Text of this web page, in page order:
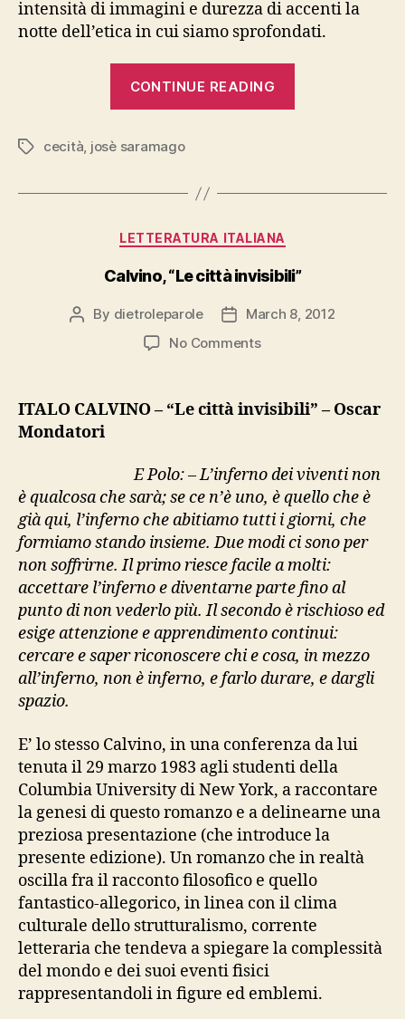
intensità di immagini e durezza di accenti la
notte dell’etica in cui siamo sprofondati.
CONTINUE READING
Tagscecità, josè saramago
Categories
LETTERATURA ITALIANA
Calvino, “Le città invisibili”
Post
By dietroleparole
PostMarch 8, 2012
No Commentson
città
ITALO CALVINO – “Le città invisibili” – Oscar
Mondatori
E Polo: – L’inferno dei viventi non
è qualcosa che sarà; se ce n’è uno, è quello che è
già qui, l’inferno che abitiamo tutti i giorni, che
formiamo stando insieme. Due modi ci sono per
non soffrirne. Il primo riesce facile a molti:
accettare l’inferno e diventarne parte fino al
punto di non vederlo più. Il secondo è rischioso ed
esige attenzione e apprendimento continui:
cercare e saper riconoscere chi e cosa, in mezzo
all’inferno, non è inferno, e farlo durare, e dargli
spazio.
E’ lo stesso Calvino, in una conferenza da lui
tenuta il 29 marzo 1983 agli studenti della
Columbia University di New York, a raccontare
la genesi di questo romanzo e a delinearne una
preziosa presentazione (che introduce la
presente edizione). Un romanzo che in realtà
oscilla fra il racconto filosofico e quello
fantastico-allegorico, in linea con il clima
culturale dello strutturalismo, corrente
letteraria che tendeva a spiegare la complessità
del mondo e dei suoi eventi fisici
rappresentandoli in figure ed emblemi.